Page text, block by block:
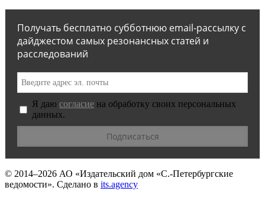
Получать бесплатно субботнюю email-рассылку с
дайджестом самых резонансных статей и
расследований
Я даю согласие на обработку своих персональных
данных.
© 2014–2026 АО «Издательский дом «С.-Петербургские
ведомости». Сделано в its.agency